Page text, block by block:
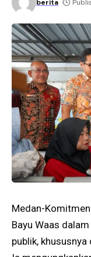
berita
Medan-
Bayu Waas
publik,